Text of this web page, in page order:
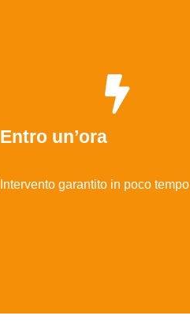
Entro un’ora
Intervento garantito in poco tempo